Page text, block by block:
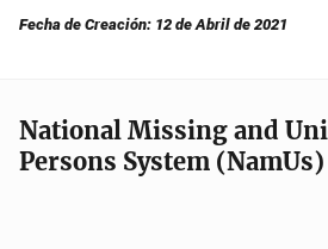
Fecha de Creación: 12 de Abril de 2021
National Missing and
Persons System (NamUs)